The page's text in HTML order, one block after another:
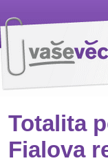
Totalita
Fialova